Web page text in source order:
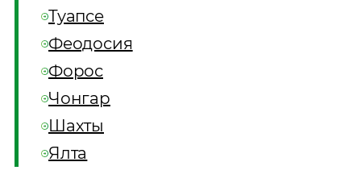
Туапсе
Феодосия
Форос
Чонгар
Шахты
Ялта